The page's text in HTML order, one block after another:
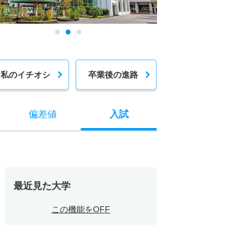
私のイチオシ 卒業後の進路
偏差値 入試
最近見た大学
この機能をOFF